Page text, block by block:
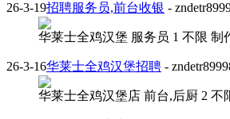
26-3-19招聘服务员,前台收银 -
华莱士全鸡汉堡 服务员 1 不限 制
26-3-16华莱士全鸡汉堡招聘 -
华莱士全鸡汉堡店 前台,后厨 2